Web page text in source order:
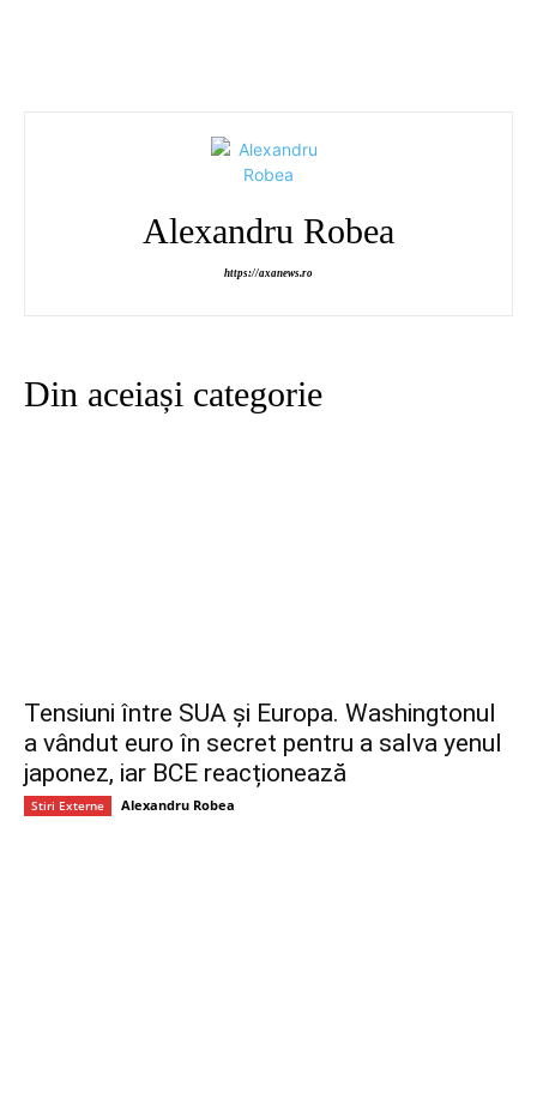
Alexandru Robea
https://axanews.ro
Din aceiași categorie
Tensiuni între SUA și Europa. Washingtonul
a vândut euro în secret pentru a salva yenul
japonez, iar BCE reacționează
Stiri Externe Alexandru Robea